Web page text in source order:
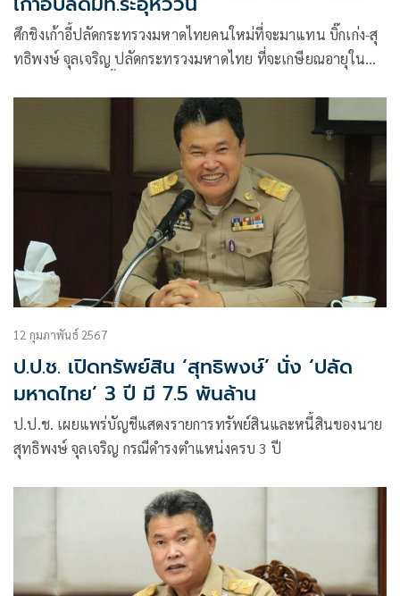
ศึกชิงเก้าอี้ปลัดกระทรวงมหาดไทยคนใหม่ที่จะมาแทน บิ๊กเก่ง-สุ
ทธิพงษ์ จุลเจริญ ปลัดกระทรวงมหาดไทย ที่จะเกษียณอายุใน
12 กุมภาพันธ์ 2567
ป.ป.ช. เปิดทรัพย์สิน ‘สุทธิพงษ์’ นั่ง ‘ปลัด
มหาดไทย’ 3 ปี มี 7.5 พันล้าน
ป.ป.ช. เผยแพร่บัญชีแสดงรายการทรัพย์สินและหนี้สินของนาย
สุทธิพงษ์ จุลเจริญ กรณีดำรงตำแหน่งครบ 3 ปี